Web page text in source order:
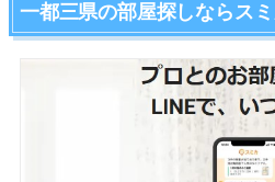
一都三県の部屋探しならス